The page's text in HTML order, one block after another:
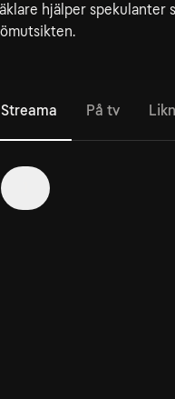
hjälper spekulanter
Streama På tv